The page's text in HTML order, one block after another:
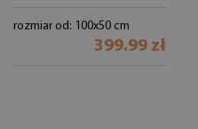
rozmiar od: 100x50 cm
399.99 zł